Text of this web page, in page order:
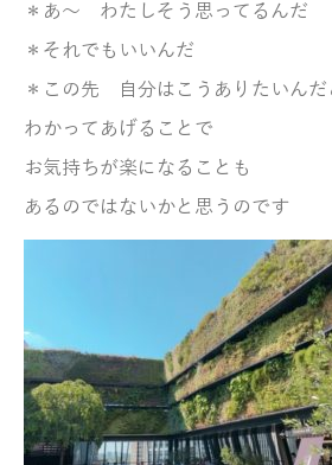
＊あ～ わたしそう思ってるんだ
＊それでもいいんだ
＊この先 自分はこうありたいんだ
わかってあげることで
お気持ちが楽になることも
あるのではないかと思うのです